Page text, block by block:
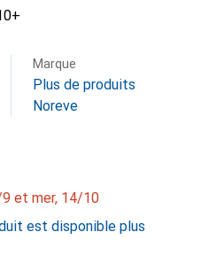
Marque
Plus de produits
Noreve
9 et mer, 14/10
est disponible plus